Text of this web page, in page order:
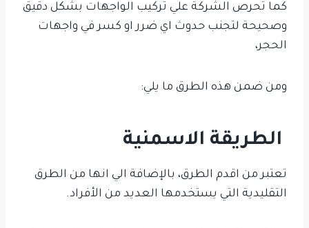
كما تحرص الشركة علي تركيب الواجهات بشكل دقيق
وصحيحة لتجنب حدوث اي ضرر او كسر في واجهات
الحجر،
ومن ضمن هذه الطرق ما يلي:
الطريقة الاسمنية
تعتبر من اقدم الطرق، بالإضافة الي انها من الطرق
التقليدية التي يستخدمها العديد من الأفراد.